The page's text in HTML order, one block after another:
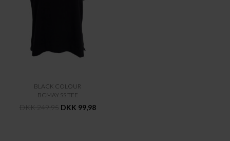
BLACK COLOUR
BCMAY SS TEE
DKK 249,95 DKK 99,98